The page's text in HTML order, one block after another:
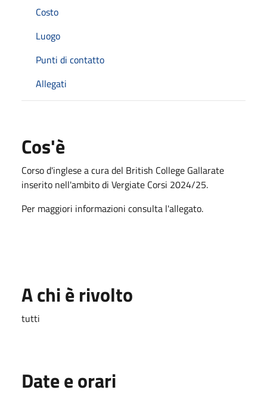
Costo
Luogo
Punti di contatto
Allegati
Cos'è
Corso d'inglese a cura del British College Gallarate
inserito nell'ambito di Vergiate Corsi 2024/25.
Per maggiori informazioni consulta l'allegato.
A chi è rivolto
tutti
Date e orari